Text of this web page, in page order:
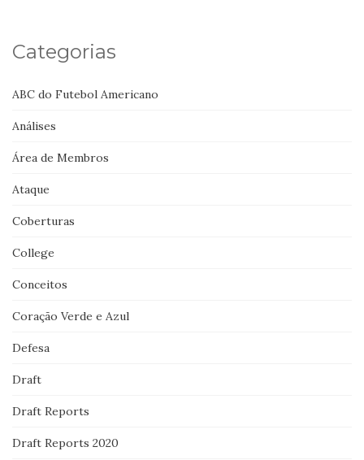
Categorias
ABC do Futebol Americano
Análises
Área de Membros
Ataque
Coberturas
College
Conceitos
Coração Verde e Azul
Defesa
Draft
Draft Reports
Draft Reports 2020